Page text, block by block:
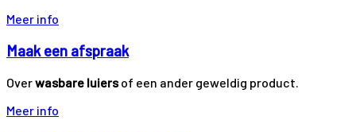
Meer info
Maak een afspraak
Overwasbare luiersof een ander geweldig product.
Meer info